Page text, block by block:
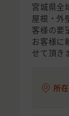
宮城県全
屋根・外
客様の要
お客様に
せて頂き
所